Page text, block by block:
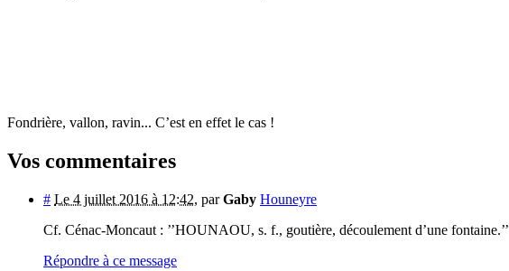
Fondrière, vallon, ravin... C’est en effet le cas !
Vos commentaires
# Le 4 juillet 2016 à 12:42, parGaby Houneyre
Cf. Cénac-Moncaut : ’’HOUNAOU, s. f., goutière, découlement d’une fontaine.’’
Répondre à ce message